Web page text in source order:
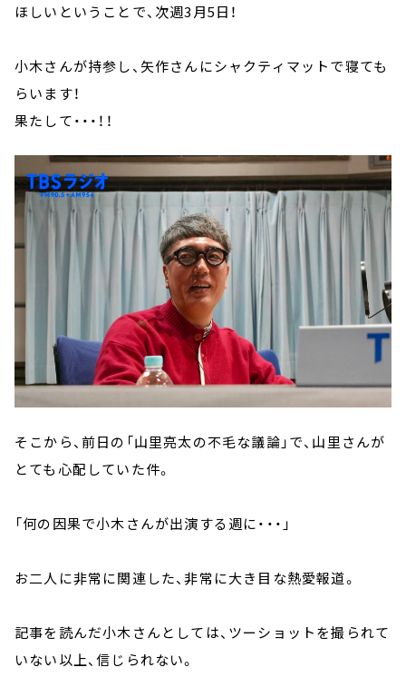
ほしいということで、次週3月5日！
小木さんが持参し、矢作さんにシャクティマットで寝ても
らいます！
果たして・・・！！
そこから、前日の「山里亮太の不毛な議論」で、山里さんが
とても心配していた件。
「何の因果で小木さんが出演する週に・・・」
お二人に非常に関連した、非常に大き目な熱愛報道。
記事を読んだ小木さんとしては、ツーショットを撮られて
いない以上、信じられない。